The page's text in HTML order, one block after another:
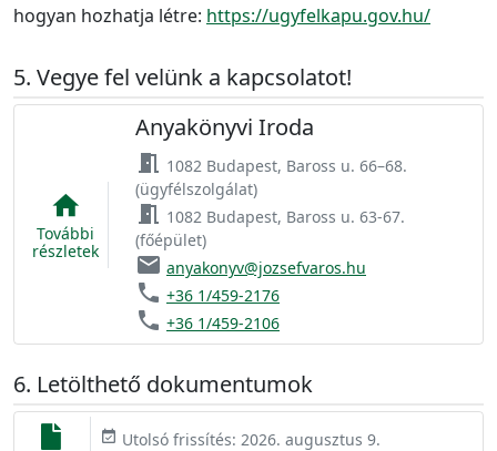
hogyan hozhatja létre: https://ugyfelkapu.gov.hu/
Vegye fel velünk a kapcsolatot!
home
További
részletek
Anyakönyvi Iroda
meeting_room 1082 Budapest, Baross u. 66–68.
(ügyfélszolgálat)
meeting_room 1082 Budapest, Baross u. 63-67.
(főépület)
email anyakonyv@jozsefvaros.hu
phone +36 1/459-2176
phone +36 1/459-2106
Letölthető dokumentumok
event_available Utolsó frissítés: 2026. augusztus 9.